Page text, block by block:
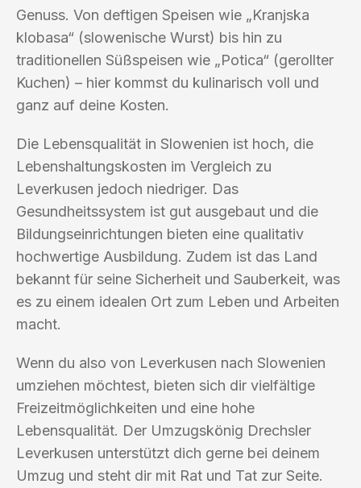
Genuss. Von deftigen Speisen wie „Kranjska
klobasa“ (slowenische Wurst) bis hin zu
traditionellen Süßspeisen wie „Potica“ (gerollter
Kuchen) – hier kommst du kulinarisch voll und
ganz auf deine Kosten.
Die Lebensqualität in Slowenien ist hoch, die
Lebenshaltungskosten im Vergleich zu
Leverkusen jedoch niedriger. Das
Gesundheitssystem ist gut ausgebaut und die
Bildungseinrichtungen bieten eine qualitativ
hochwertige Ausbildung. Zudem ist das Land
bekannt für seine Sicherheit und Sauberkeit, was
es zu einem idealen Ort zum Leben und Arbeiten
macht.
Wenn du also von Leverkusen nach Slowenien
umziehen möchtest, bieten sich dir vielfältige
Freizeitmöglichkeiten und eine hohe
Lebensqualität. Der Umzugskönig Drechsler
Leverkusen unterstützt dich gerne bei deinem
Umzug und steht dir mit Rat und Tat zur Seite.